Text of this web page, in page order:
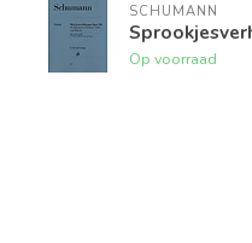
SCHUMANN
Op voorraad